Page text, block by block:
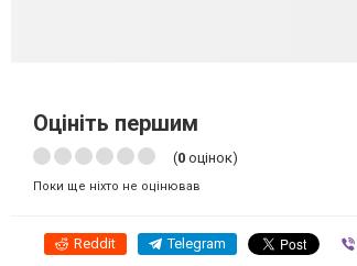
Оцініть першим
(0 оцінок)
Поки ще ніхто не оцінював
Reddit Telegram